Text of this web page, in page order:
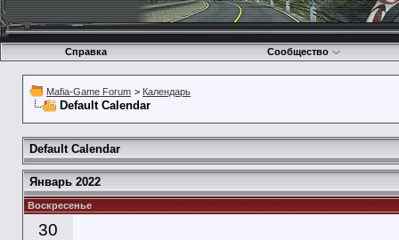
Справка Сообщество
Mafia-Game Forum > Календарь
Default Calendar
Default Calendar
Январь 2022
Воскресенье
30